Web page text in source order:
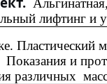
лифтинг и
Пластический
различных